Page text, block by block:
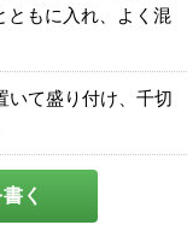
ともに入れ、よく混
いて盛り付け、千切
く